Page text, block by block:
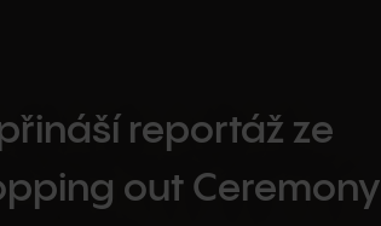
reportáž ze
out Ceremony